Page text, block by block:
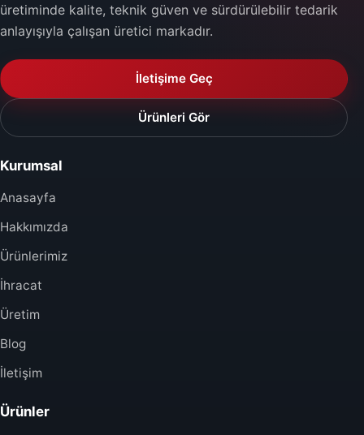
üretiminde kalite, teknik güven ve sürdürülebilir tedarik
anlayışıyla çalışan üretici markadır.
İletişime Geç
Ürünleri Gör
Kurumsal
Anasayfa
Hakkımızda
Ürünlerimiz
İhracat
Üretim
Blog
İletişim
Ürünler